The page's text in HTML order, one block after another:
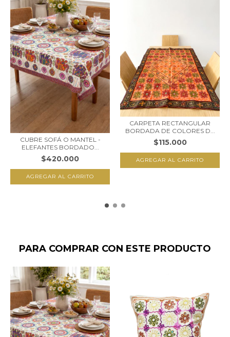
CUBRE SOFÁ O MANTEL -
ELEFANTES BORDADO...
$420.000
CARPETA RECTANGULAR
BORDADA DE COLORES D...
$115.000
PARA COMPRAR CON ESTE PRODUCTO